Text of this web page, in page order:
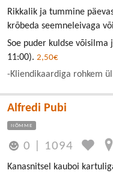
Rikkalik ja tummine
krõbeda seemneleivaga
Soe puder kuldse võisilma
11:00). 2,50€
-Kliendikaardiga rohkem
Alfredi Pubi
NÕMME
0 1094
Kanasnitsel kauboi